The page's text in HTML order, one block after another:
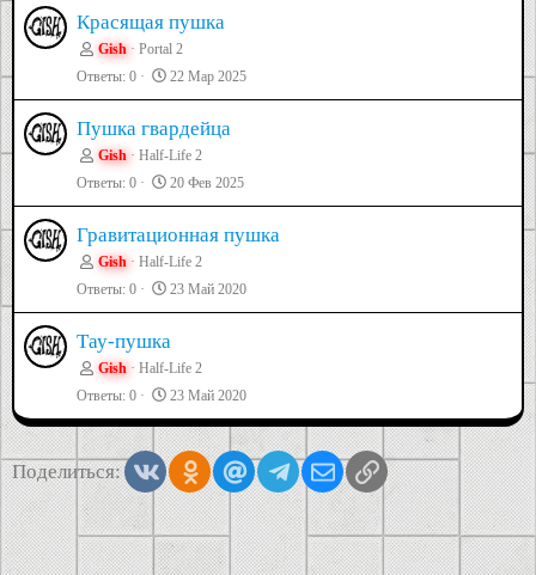
Красящая пушка
Gish
Portal 2
Ответы 0 22 Мар 2025
Пушка гвардейца
Gish
Half-Life 2
Ответы 0 20 Фев 2025
Гравитационная пушка
Gish
Half-Life 2
Ответы 0 23 Май 2020
Тау-пушка
Gish
Half-Life 2
Ответы 0 23 Май 2020
Поделиться: VkontakteOdnoklassniki
Mail.ruTelegramЭлектронная почта
Ссылка